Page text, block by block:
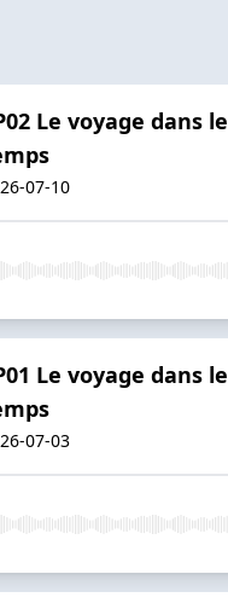
Le voyage dans le
07-10
Le voyage dans le
07-03